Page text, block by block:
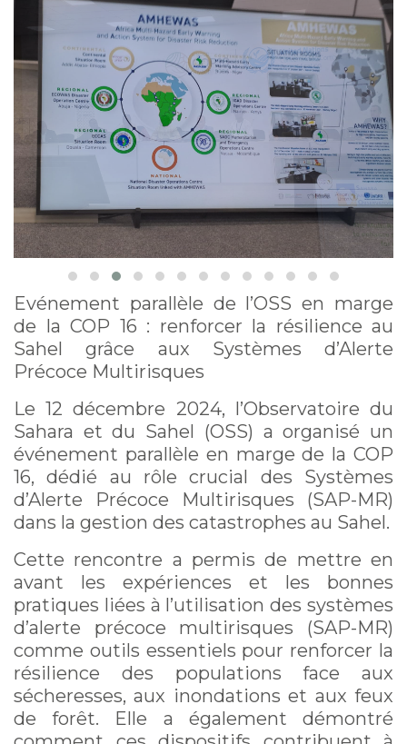
Multirisques. 12
décembre 2024
Evénement parallèle de l’OSS en marge
de la COP 16 : renforcer la résilience au
Sahel grâce aux Systèmes d’Alerte
Précoce Multirisques
Le 12 décembre 2024, l’Observatoire du
Sahara et du Sahel (OSS) a organisé un
événement parallèle en marge de la COP
16, dédié au rôle crucial des Systèmes
d’Alerte Précoce Multirisques (SAP-MR)
dans la gestion des catastrophes au Sahel.
Cette rencontre a permis de mettre en
avant les expériences et les bonnes
pratiques liées à l’utilisation des systèmes
d’alerte précoce multirisques (SAP-MR)
comme outils essentiels pour renforcer la
résilience des populations face aux
sécheresses, aux inondations et aux feux
de forêt. Elle a également démontré